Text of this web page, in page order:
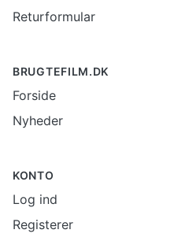
Returformular
BRUGTEFILM.DK
Forside
Nyheder
KONTO
Log ind
Registerer